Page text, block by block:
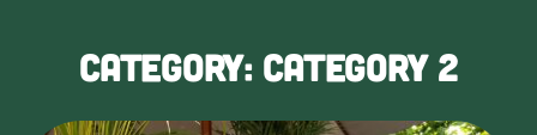
Category: Category 2